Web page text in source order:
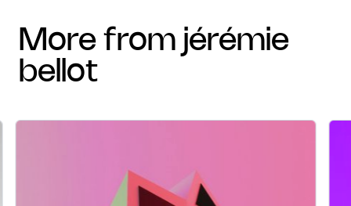
more from jérémie
bellot